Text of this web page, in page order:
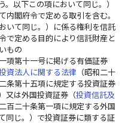
。以下この項において同じ。）
内閣府令で定める取引を含む。
いて同じ。）に係る権利を信託
で定める目的により信託財産と
もの
項第十一号に掲げる有価証券
資法人に関する法律 （昭和二十
条第十五項に規定する投資証券
又は外国投資証券（投資信託及
百二十条第一項に規定する外国
同じ。）で投資証券に類する証